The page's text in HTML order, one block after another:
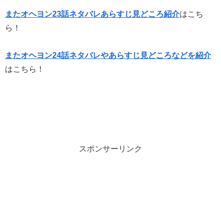
またオヘヨン23話ネタバレあらすじ見どころ紹介はこち
ら！
またオヘヨン24話ネタバレやあらすじ見どころなどを紹介
はこちら！
スポンサーリンク